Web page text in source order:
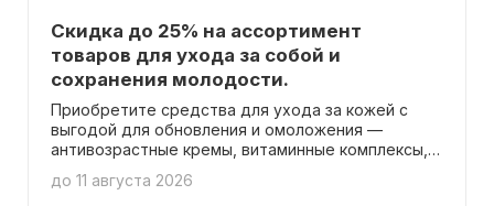
Скидка до 25% на ассортимент
товаров для ухода за собой и
сохранения молодости.
Приобретите средства для ухода за кожей с
выгодой для обновления и омоложения —
антивозрастные кремы, витаминные комплексы,
цене.
до 11 августа 2026